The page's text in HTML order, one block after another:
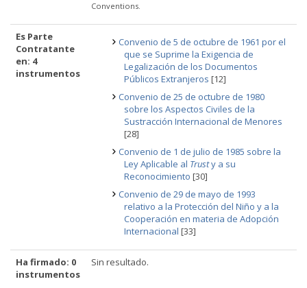
Conventions.
Es Parte
Contratante
en: 4
instrumentos
Convenio de 5 de octubre de 1961 por el
que se Suprime la Exigencia de
Legalización de los Documentos
Públicos Extranjeros [12]
Convenio de 25 de octubre de 1980
sobre los Aspectos Civiles de la
Sustracción Internacional de Menores
[28]
Convenio de 1 de julio de 1985 sobre la
Ley Aplicable al Trusty a su
Reconocimiento [30]
Convenio de 29 de mayo de 1993
relativo a la Protección del Niño y a la
Cooperación en materia de Adopción
Internacional [33]
Ha firmado: 0
instrumentos
Sin resultado.